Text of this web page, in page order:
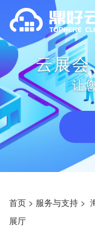
云展
让
首页 > 服务与支持 >
展厅